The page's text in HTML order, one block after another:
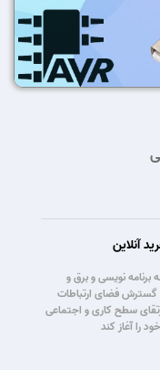
آنلاین
نویسی و برق و
کرد. با گسترش فضای ارتباطات
سطح کاری و اجتماعی
را آغاز کند